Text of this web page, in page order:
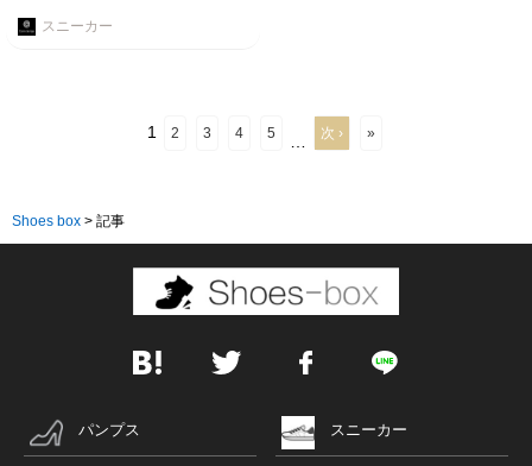
スニーカー
1 2 3 4 5 次 › »
Shoes box > 記事
パンプス スニーカー